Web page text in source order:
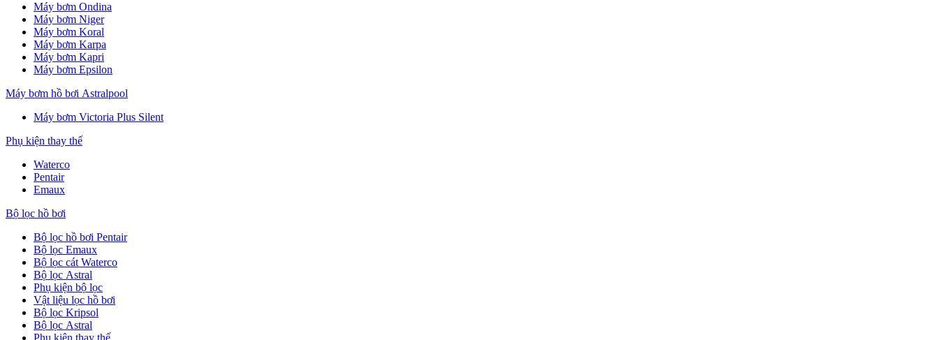
Máy bơm Ondina
Máy bơm Niger
Máy bơm Koral
Máy bơm Karpa
Máy bơm Kapri
Máy bơm Epsilon
Máy bơm hồ bơi Astralpool
Máy bơm Victoria Plus Silent
Phụ kiện thay thế
Waterco
Pentair
Emaux
Bộ lọc hồ bơi
Bộ lọc hồ bơi Pentair
Bộ lọc Emaux
Bộ lọc cát Waterco
Bộ lọc Astral
Phụ kiện bộ lọc
Vật liệu lọc hồ bơi
Bộ lọc Kripsol
Bộ lọc Astral
Phụ kiện thay thế